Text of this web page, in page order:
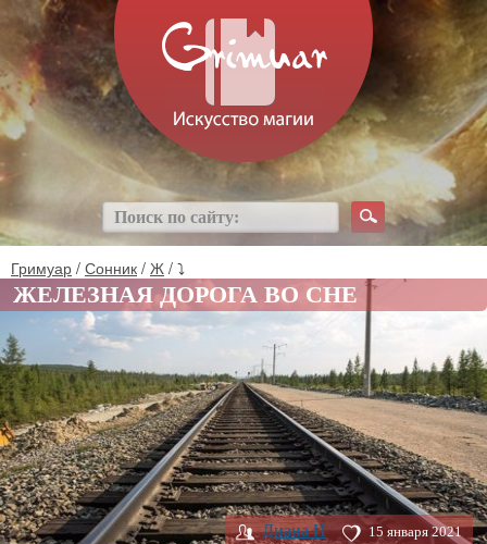
Гримуар / Сонник / Ж / ⤵
ЖЕЛЕЗНАЯ ДОРОГА ВО СНЕ
Диана H 15 января 2021